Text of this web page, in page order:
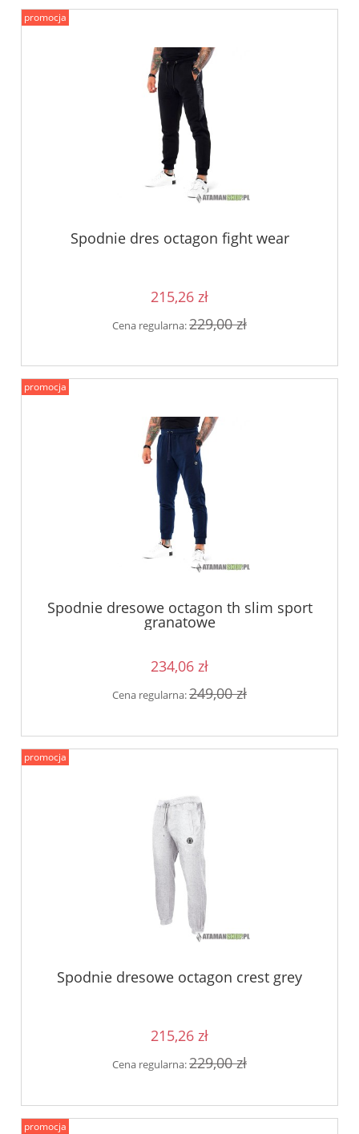
Spodnie dres octagon fight wear
215,26 zł
Cena regularna:229,00 zł
promocja
Spodnie dresowe octagon th slim sport
granatowe
234,06 zł
Cena regularna:249,00 zł
promocja
Spodnie dresowe octagon crest grey
215,26 zł
Cena regularna:229,00 zł
promocja
promocja